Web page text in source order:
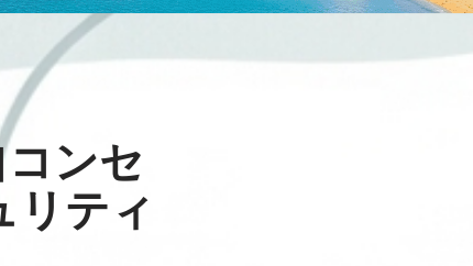
ンセ
リティ